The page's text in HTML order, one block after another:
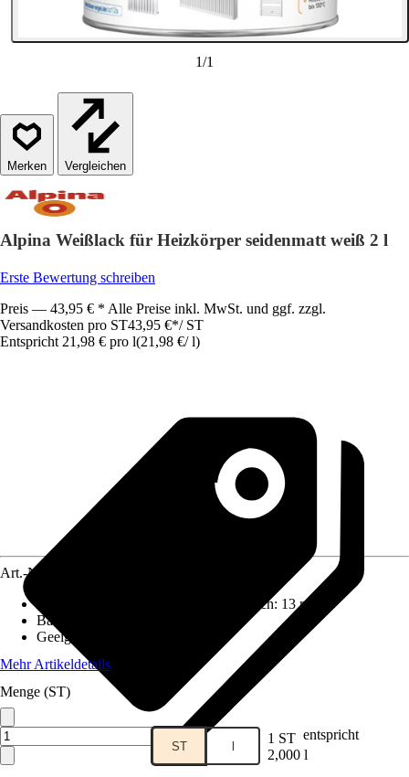
1/1
Vergleichen
Alpina Weißlack für Heizkörper seidenmatt weiß 2 l
Erste Bewertung schreiben
Preis — 43,95 € * Alle Preise inkl. MwSt. und ggf. zzgl.
Versandkosten pro ST43,95 €*/ ST
Entspricht 21,98 € pro l(21,98 €/ l)
Art.-Nr.
Reichweite (ca.) bei einmaligem Anstrich: 13 m²/l
Basis
Geeignet für Untergrund
Mehr Artikeldetails
Menge (ST)
ST l 1 ST entspricht
2,000 l